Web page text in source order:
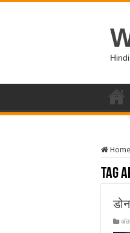
Home
Tag